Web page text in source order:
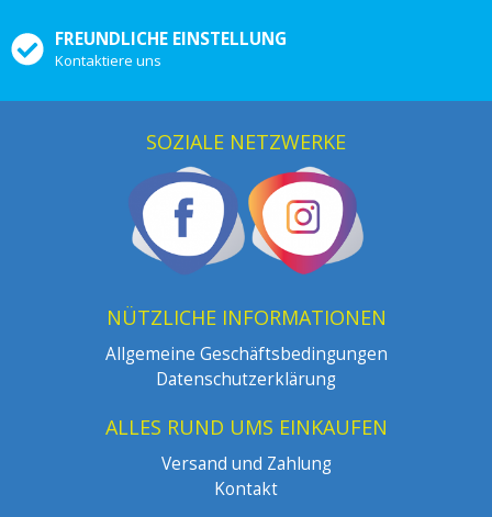
FREUNDLICHE EINSTELLUNG
Kontaktiere uns
SOZIALE NETZWERKE
NÜTZLICHE INFORMATIONEN
Allgemeine Geschäftsbedingungen
Datenschutzerklärung
ALLES RUND UMS EINKAUFEN
Versand und Zahlung
Kontakt